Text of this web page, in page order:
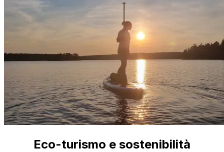
Eco-turismo e sostenibilità